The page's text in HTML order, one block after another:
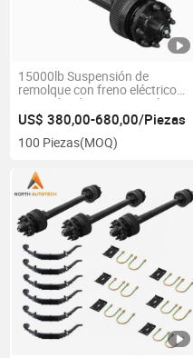
15000lb Suspensión de
remolque con freno eléctrico
ejes redondos para remolque
de equipo de servicio pesado
US$ 380,00-680,00/Piezas
100 Piezas(MOQ)